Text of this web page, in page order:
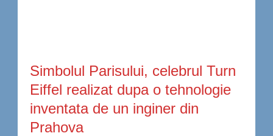
Simbolul Parisului, celebrul Turn
Eiffel realizat dupa o tehnologie
inventata de un inginer din
Prahova